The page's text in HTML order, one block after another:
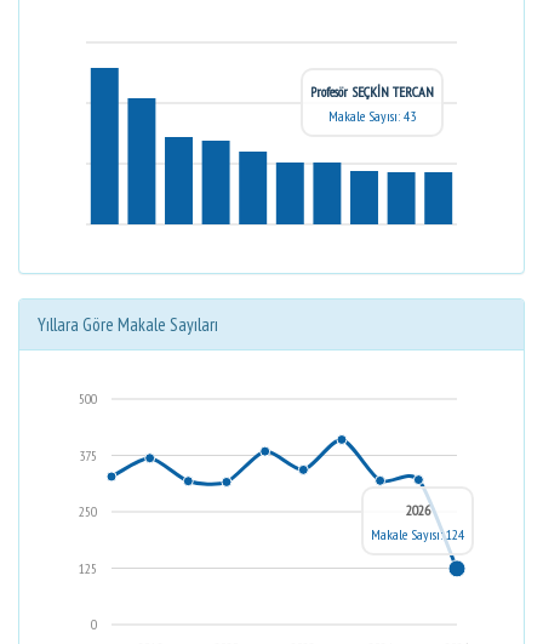
Profesör SEÇKİN TERCAN
Makale Sayısı: 43
Yıllara Göre Makale Sayıları
0
125
250
375
500
2026
Makale Sayısı: 124